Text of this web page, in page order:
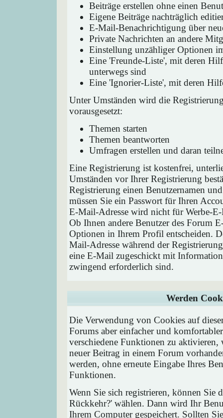
Beiträge erstellen ohne einen
Eigene Beiträge nachträglich
E-Mail-Benachrichtigung über
Private Nachrichten an andere
Einstellung unzähliger Optionen
Eine 'Freunde-Liste', mit deren
unterwegs sind
Eine 'Ignorier-Liste', mit deren
Unter Umständen wird die
vorausgesetzt:
Themen starten
Themen beantworten
Umfragen erstellen und daran
Eine Registrierung ist kostenfrei,
Umständen vor Ihrer Registrierung
Registrierung einen Benutzernamen
müssen Sie ein Passwort für Ihren
E-Mail-Adresse wird nicht für Werbe-
Ob Ihnen andere Benutzer des Forum
Optionen in Ihrem Profil entscheiden.
Mail-Adresse während der
eine E-Mail zugeschickt mit
zwingend erforderlich sind.
Werden
Die Verwendung von Cookies auf
Forums aber einfacher und
verschiedene Funktionen zu
neuer Beitrag in einem Forum
werden, ohne erneute Eingabe Ihres
Funktionen.
Wenn Sie sich registrieren, können Sie
Rückkehr?' wählen. Dann wird Ihr
Ihrem Computer gespeichert. Sollten